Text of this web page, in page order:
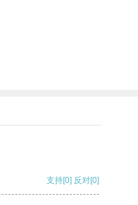
支持[0] 反对[0]